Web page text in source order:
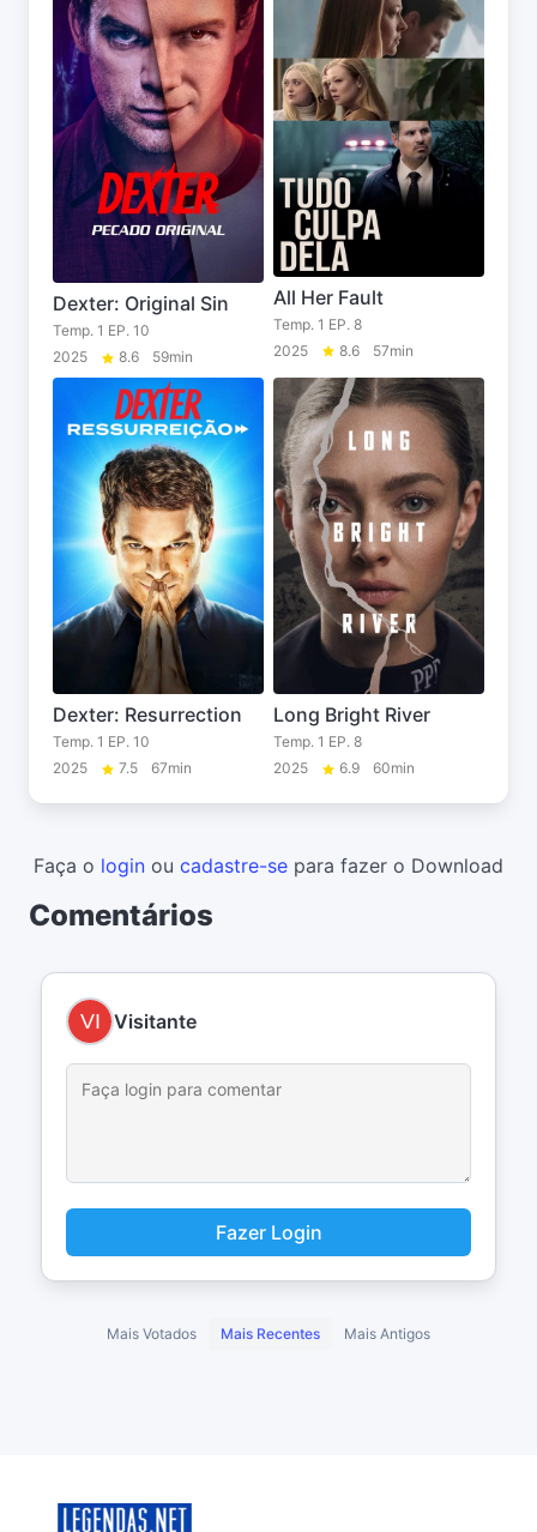
Dexter: Original Sin
Temp. 1 EP. 10
2025
8.6 59min
All Her Fault
Temp. 1 EP. 8
2025
8.6 57min
Dexter: Resurrection
Temp. 1 EP. 10
2025
7.5 67min
Long Bright River
Temp. 1 EP. 8
2025
6.9 60min
Faça o login ou cadastre-se para fazer o Download
Comentários
Visitante
Fazer Login
Mais Votados Mais Recentes Mais Antigos